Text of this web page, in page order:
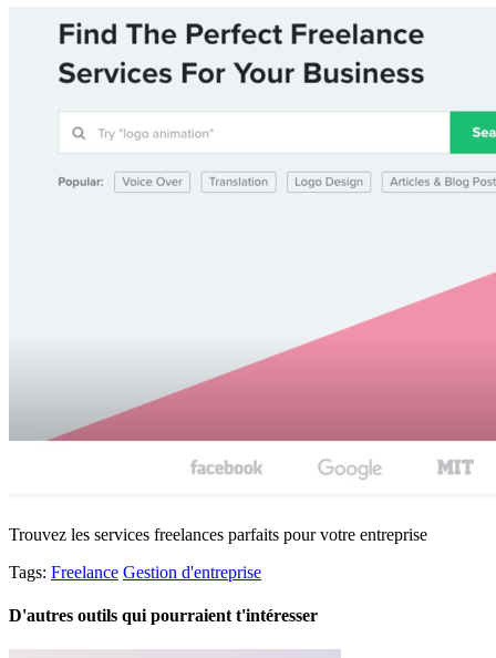
Trouvez les services freelances parfaits pour votre entreprise
Tags: Freelance Gestion d'entreprise
D'autres outils qui pourraient t'intéresser